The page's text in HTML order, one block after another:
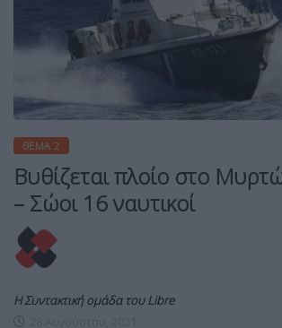
ΘΈΜΑ 2
Βυθίζεται πλοίο στο
– Σώοι 16 ναυτικοί
Η Συντακτική ομάδα του Libre